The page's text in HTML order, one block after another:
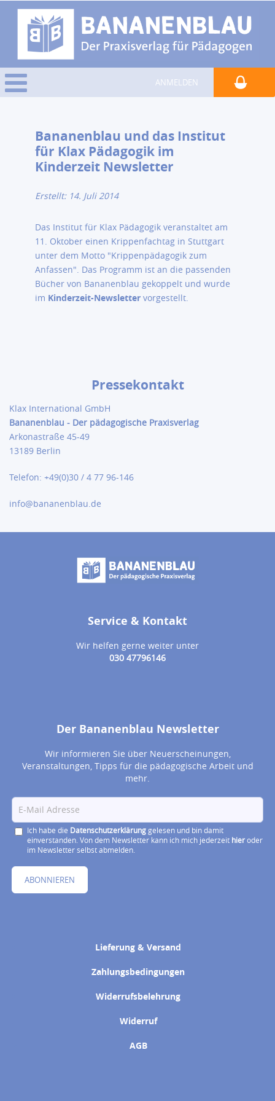
ANMELDEN
Bananenblau und das Institut
für Klax Pädagogik im
Kinderzeit Newsletter
Erstellt: 14. Juli 2014
Das Institut für Klax Pädagogik veranstaltet am
11. Oktober einen Krippenfachtag in Stuttgart
unter dem Motto "Krippenpädagogik zum
Anfassen". Das Programm ist an die passenden
Bücher von Bananenblau gekoppelt und wurde
im Kinderzeit-Newslettervorgestellt.
Pressekontakt
Klax International GmbH
Bananenblau - Der pädagogische Praxisverlag
Arkonastraße 45-49
13189 Berlin
Telefon: +49(0)30 / 4 77 96-146
info@bananenblau.de
Service & Kontakt
Wir helfen gerne weiter unter
030 47796146
Der Bananenblau Newsletter
Wir informieren Sie über Neuerscheinungen,
Veranstaltungen, Tipps für die pädagogische Arbeit und
mehr.
Ich habe die Datenschutzerklärunggelesen und bin damit
einverstanden. Von dem Newsletter kann ich mich jederzeit hieroder
im Newsletter selbst abmelden.
ABONNIEREN
Lieferung & Versand
Zahlungsbedingungen
Widerrufsbelehrung
Widerruf
AGB